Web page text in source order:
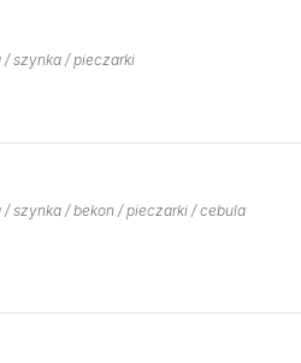
/ szynka / pieczarki
szynka / bekon / pieczarki / cebula